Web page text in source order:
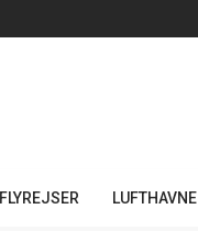
FLYREJSER LUFTHAVNE